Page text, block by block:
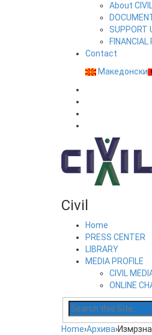
About CIVIL
SUPPORT
FINANCIAL
Contact
Македонски
Civil
Home
PRESS CENTER
LIBRARY
MEDIA PROFILE
CIVIL
ONLINE
Home›Архива›